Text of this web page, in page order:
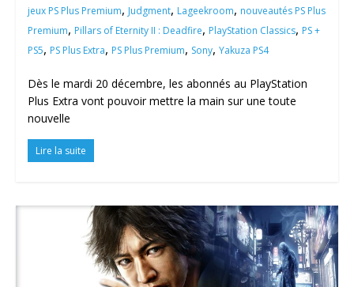
jeux PS Plus Premium, Judgment, Lageekroom, nouveautés PS Plus
Premium, Pillars of Eternity II : Deadfire, PlayStation Classics, PS +
PS5, PS Plus Extra, PS Plus Premium, Sony, Yakuza PS4
Dès le mardi 20 décembre, les abonnés au PlayStation
Plus Extra vont pouvoir mettre la main sur une toute
nouvelle
Lire la suite